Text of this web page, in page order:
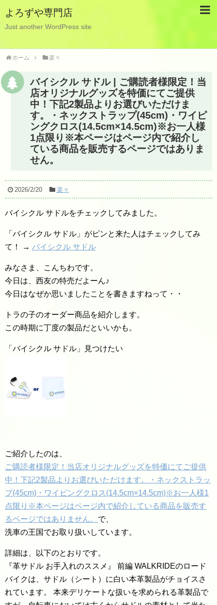
よろずや専門店
Just another WordPress site
ホーム 楽々
バイシクル サドル | ご購読者様限定！当
店オリジナルグッズを特価にてご提供
中！下記2製品よりお選びいただけま
す。・ネックストラップ(45cm)・ワイピ
ングクロス(14.5cm×14.5cm)※お一人様
1点限り※本ページはページ内で紹介し
ている商品を販売するページではありま
せん。
2026/2/20 楽々
バイシクル サドルをチェックしてみました。
「バイシクル サドル」がピンと来た人はチェックしてみ
て！ → バイシクル サドル
みなさま、こんちわです。
今日は、西友の特売だよーん♪
今日はなぜか思いましたことを書きますねって・・
トラの子のオーダー商品を紹介します。
この時期に丁度の製品だといいかも。
「バイシクル サドル」見つけたい
ご紹介したのは、
ご購読者様限定！当店オリジナルグッズを特価にてご提供
中！下記2製品よりお選びいただけます。・ネックストラッ
プ(45cm)・ワイピングクロス(14.5cm×14.5cm)※お一人様1
点限り※本ページはページ内で紹介している商品を販売す
るページではありません。 で、
洗車の王国でお取り扱いしています。
詳細は、以下のとおりです。
『革サドル お手入れのススメ』 前編 WALKRIDEのロード
バイクは、サドル（シート）に白い本革製品がチョイスさ
れています。 本来デリケートな扱いを求められる革製品で